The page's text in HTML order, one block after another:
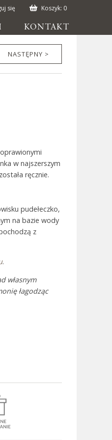
się Koszyk: 0
KONTAKT
NASTĘPNY >
w najszerszym
ręcznie.
pudełeczko,
na bazie wody
z
.
własnym
łagodząc